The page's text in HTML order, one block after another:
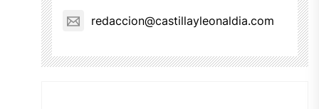
redaccion@castillayleonaldia.com